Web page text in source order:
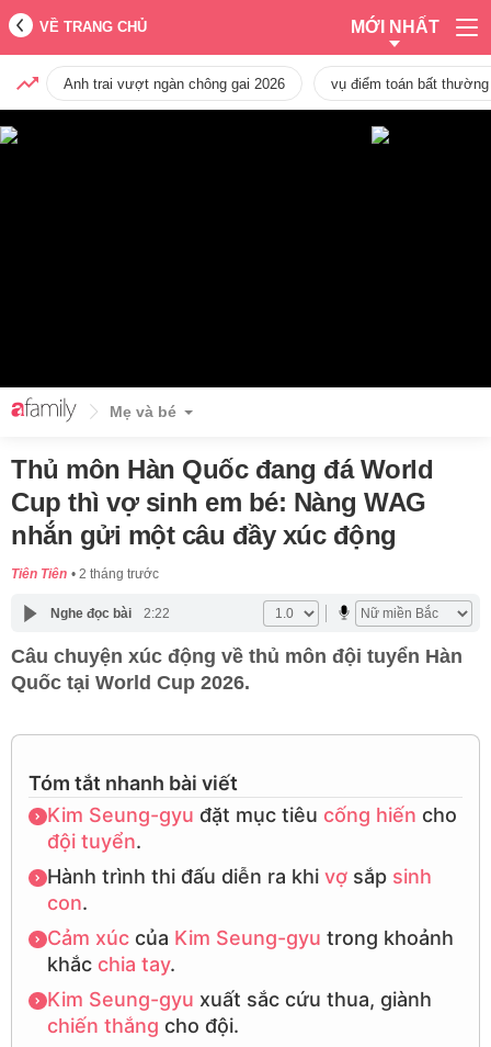
VỀ TRANG CHỦ MỚI NHẤT
Anh trai vượt ngàn chông gai 2026 vụ điểm toán bất
Mẹ và bé
Thủ môn Hàn Quốc đang đá World
Cup thì vợ sinh em bé: Nàng WAG
nhắn gửi một câu đầy xúc động
Tiên Tiên 2 tháng trước
Nghe đọc bài 2:22
Câu chuyện xúc động về thủ môn đội tuyển Hàn
Quốc tại World Cup 2026.
Tóm tắt nhanh bài viết
Kim Seung-gyu đặt mục tiêu cống hiến cho
đội tuyển.
Hành trình thi đấu diễn ra khi vợsắp sinh
con.
Cảm xúccủa Kim Seung-gyu trong khoảnh
khắc chia tay.
Kim Seung-gyu xuất sắc cứu thua, giành
chiến thắng cho đội.